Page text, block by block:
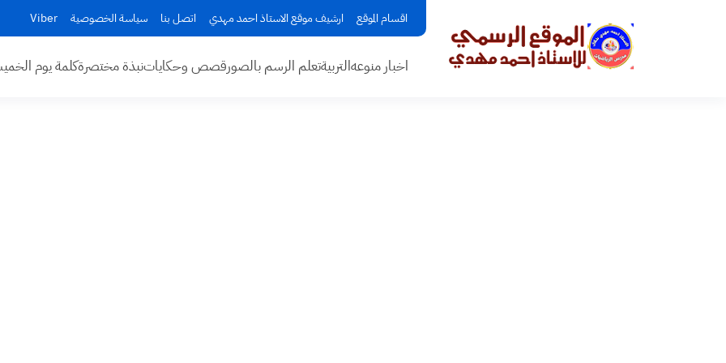
اقسام الموقع ارشيف موقع الاستاذ احمد مهدي اتصل بنا سياسة الخصوصية Viber
اخبار منوعهالتربيةتعلم الرسم بالصورقصص وحكاياتنبذة مختصرةكلمة يوم